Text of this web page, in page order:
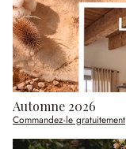
Automne 2026
Commandez-le gratuitement